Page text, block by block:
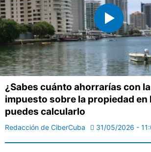
¿Sabes cuánto ahorrarías con
impuesto sobre la propiedad en
puedes calcularlo
Redacción de CiberCuba 31/05/2026 -